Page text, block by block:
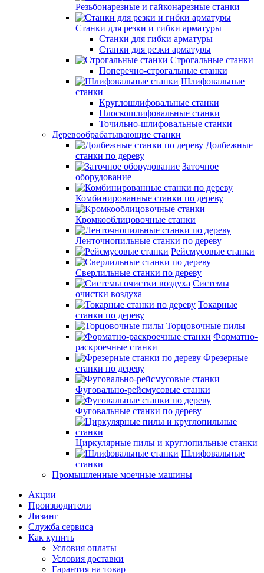
Резьбонарезные и гайконарезные станки
Станки для резки и гибки арматуры
Станки для гибки арматуры
Станки для резки арматуры
Строгальные станки
Поперечно-строгальные станки
Шлифовальные
станки
Круглошлифовальные станки
Плоскошлифовальные станки
Точильно-шлифовальные станки
Деревообрабатывающие станки
Долбежные
станки по дереву
Заточное
оборудование
Комбинированные станки по дереву
Кромкооблицовочные станки
Ленточнопильные станки по дереву
Рейсмусовые станки
Сверлильные станки по дереву
Системы
очистки воздуха
Токарные
станки по дереву
Торцовочные пилы
Форматно-
раскроечные станки
Фрезерные
станки по дереву
Фуговально-рейсмусовые станки
Фуговальные станки по дереву
Циркулярные пилы и круглопильные станки
Шлифовальные
станки
Промышленные моечные машины
Акции
Производители
Лизинг
Служба сервиса
Как купить
Условия оплаты
Условия доставки
Гарантия на товар